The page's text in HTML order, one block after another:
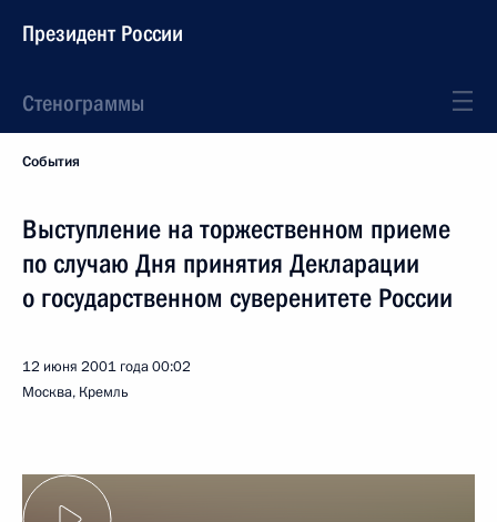
Президент России
Стенограммы
События
Выступление на торжественном приеме
по случаю Дня принятия Декларации
о государственном суверенитете России
12 июня 2001 года00:02
Москва, Кремль